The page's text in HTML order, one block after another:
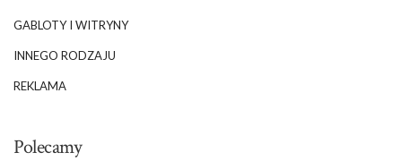
GABLOTY I WITRYNY
INNEGO RODZAJU
REKLAMA
Polecamy